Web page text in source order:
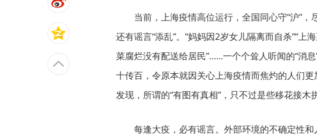
当前，上海疫情高位运行，全国同心守“沪”，
还有谣言“添乱”。“妈妈因2岁女儿隔离而自杀”“上
菜腐烂没有配送给居民”……一个个耸人听闻的“消
十传百，令原本就因关心上海疫情而焦灼的人们
发现，所谓的“有图有真相”，只不过是些移花接木
每逢大疫，必有谣言。外部环境的不确定性